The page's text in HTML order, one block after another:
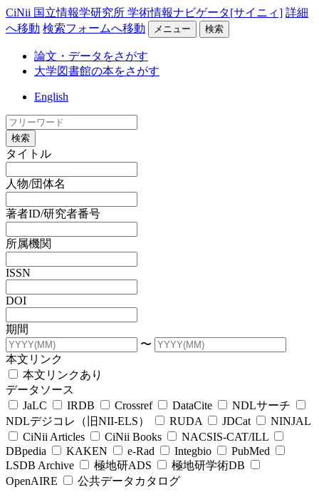
CiNii 国立情報学研究所 学術情報ナビゲータ[サイニィ] 詳細
へ移動 検索フォームへ移動 メニュー 検索
論文・データをさがす
大学図書館の本をさがす
English
検索
タイトル
人物/団体名
著者ID/研究者番号
所属機関
ISSN
DOI
期間
〜
本文リンク
本文リンクあり
データソース
JaLC
IRDB Crossref DataCite
NDLサーチ
NDLデジコレ（旧NII-ELS）
RUDA JDCat
NINJAL
CiNii Articles
CiNii Books
NACSIS-CAT/ILL
DBpedia
KAKEN e-Rad Integbio
PubMed
LSDB Archive
極地研ADS
極地研学術DB
OpenAIRE
公共データカタログ